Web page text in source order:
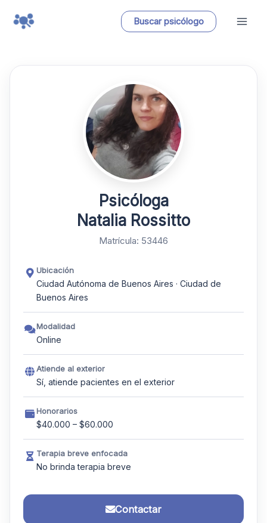
Buscar psicólogo
Psicóloga
Natalia Rossitto
Matrícula: 53446
Ubicación
Ciudad Autónoma de Buenos Aires · Ciudad de
Buenos Aires
Modalidad
Online
Atiende al exterior
Sí, atiende pacientes en el exterior
Honorarios
$40.000 – $60.000
Terapia breve enfocada
No brinda terapia breve
Contactar